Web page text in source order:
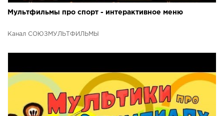
Мультфильмы про спорт - интерактивное меню
Канал СОЮЗМУЛЬТФИЛЬМЫ